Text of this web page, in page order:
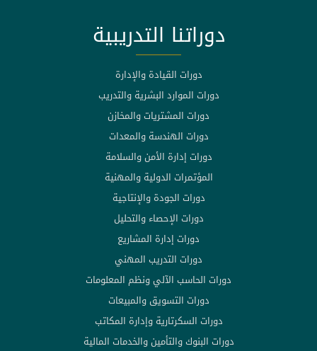
دوراتنا التدريبية
دورات القيادة والإدارة
دورات الموارد البشرية والتدريب
دورات المشتريات والمخازن
دورات الهندسة والمعدات
دورات إدارة الأمن والسلامة
المؤتمرات الدولية والمهنية
دورات الجودة والإنتاجية
دورات الإحصاء والتحليل
دورات إدارة المشاريع
دورات التدريب المهني
دورات الحاسب الآلي ونظم المعلومات
دورات التسويق والمبيعات
دورات السكرتارية وإدارة المكاتب
دورات البنوك والتأمين والخدمات المالية